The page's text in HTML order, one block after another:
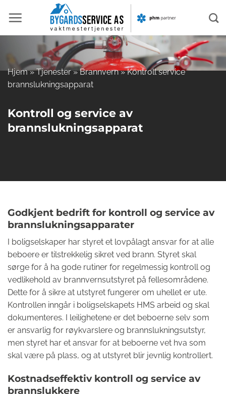
Hjem»Tjenester»Brannvern»Kontroll service
brannslukningsapparat
Kontroll og service av
brannslukningsapparat
Godkjent bedrift for kontroll og service av
brannslukningsapparater
I boligselskaper har styret et lovpålagt ansvar for at alle
beboere er tilstrekkelig sikret ved brann. Styret skal
sørge for å ha gode rutiner for regelmessig kontroll og
vedlikehold av brannvernsutstyret på fellesområdene.
Dette for å sikre at utstyret fungerer om uhellet er ute.
Kontrollen inngår i boligselskapets HMS arbeid og skal
dokumenteres. I leilighetene er det beboerne selv som
er ansvarlig for røykvarslere og brannslukningsutstyr,
men styret har et ansvar for at beboerne vet hva som
skal være på plass, og at utstyret blir jevnlig kontrollert.
Kostnadseffektiv kontroll og service av
brannslukkere